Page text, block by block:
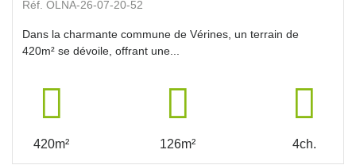
Réf. OLNA-26-07-20-52
Dans la charmante commune de Vérines, un terrain de
420m² se dévoile, offrant une...
420m² 126m² 4ch.